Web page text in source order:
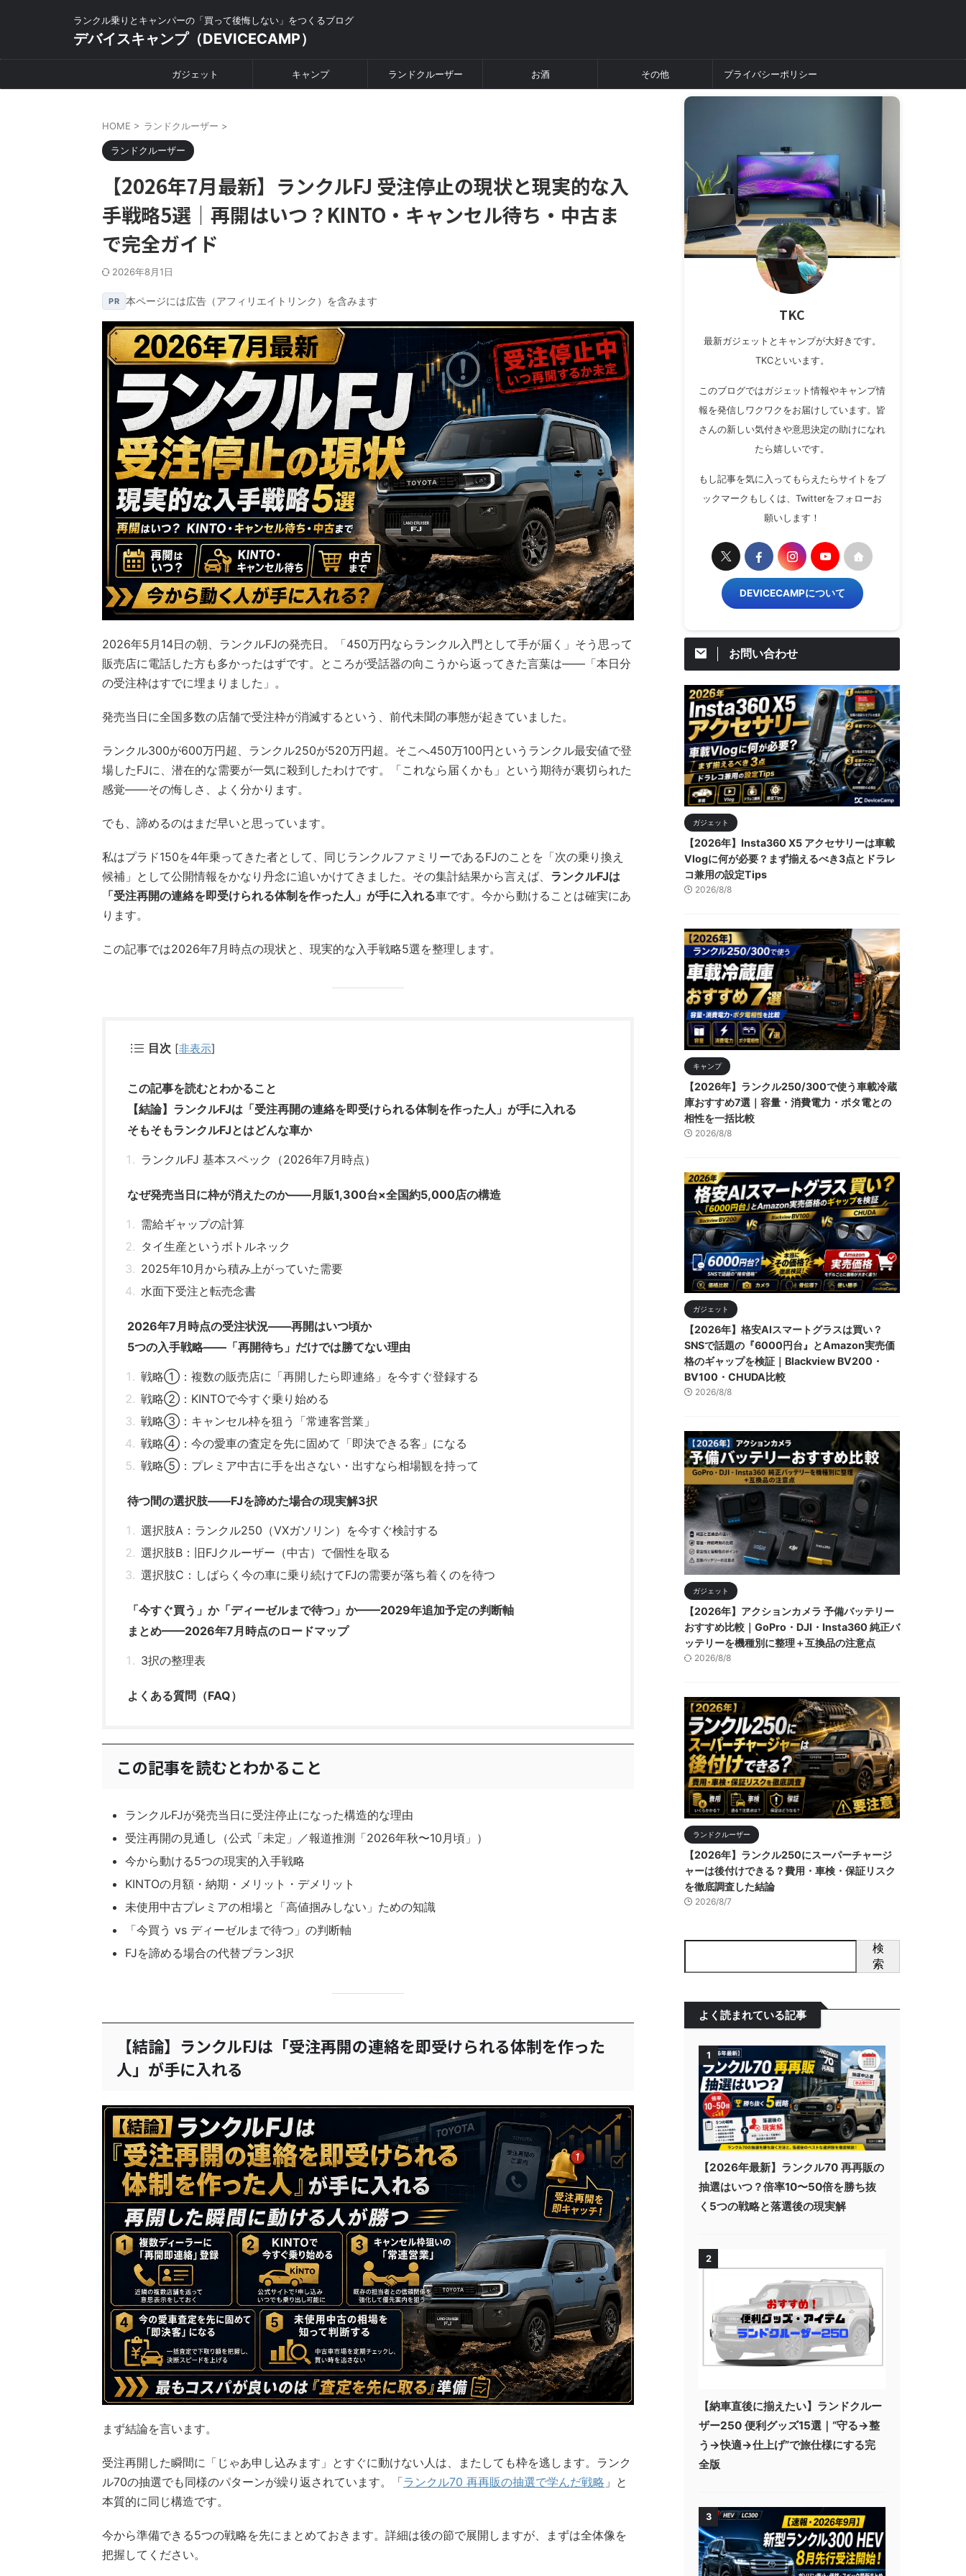
ランクル乗りとキャンパーの「買って後悔しない」をつくるブログ
デバイスキャンプ（DEVICECAMP）
ガジェット キャンプ ランドクルーザー お酒 その他 プライバシーポリシー
HOME > ランドクルーザー >
ランドクルーザー
【2026年7月最新】ランクルFJ 受注停止の現状と現実的な入
手戦略5選｜再開はいつ？KINTO・キャンセル待ち・中古ま
で完全ガイド
2026年8月1日
PR 本ページには広告（アフィリエイトリンク）を含みます
2026年5月14日の朝、ランクルFJの発売日。「450万円ならランクル入門として手が届く」そう思って
販売店に電話した方も多かったはずです。ところが受話器の向こうから返ってきた言葉は——「本日分
の受注枠はすでに埋まりました」。
発売当日に全国多数の店舗で受注枠が消滅するという、前代未聞の事態が起きていました。
ランクル300が600万円超、ランクル250が520万円超。そこへ450万100円というランクル最安値で登
場したFJに、潜在的な需要が一気に殺到したわけです。「これなら届くかも」という期待が裏切られた
感覚——その悔しさ、よく分かります。
でも、諦めるのはまだ早いと思っています。
私はプラド150を4年乗ってきた者として、同じランクルファミリーであるFJのことを「次の乗り換え
候補」として公開情報をかなり丹念に追いかけてきました。その集計結果から言えば、 ランクルFJは
「受注再開の連絡を即受けられる体制を作った人」が手に入れる車です。今から動けることは確実にあ
ります。
この記事では2026年7月時点の現状と、現実的な入手戦略5選を整理します。
目次 [非表示]
この記事を読むとわかること
【結論】ランクルFJは「受注再開の連絡を即受けられる体制を作った人」が手に入れる
そもそもランクルFJとはどんな車か
ランクルFJ 基本スペック（2026年7月時点）
なぜ発売当日に枠が消えたのか——月販1,300台×全国約5,000店の構造
需給ギャップの計算
タイ生産というボトルネック
2025年10月から積み上がっていた需要
水面下受注と転売念書
2026年7月時点の受注状況——再開はいつ頃か
5つの入手戦略——「再開待ち」だけでは勝てない理由
戦略①：複数の販売店に「再開したら即連絡」を今すぐ登録する
戦略②：KINTOで今すぐ乗り始める
戦略③：キャンセル枠を狙う「常連客営業」
戦略④：今の愛車の査定を先に固めて「即決できる客」になる
戦略⑤：プレミア中古に手を出さない・出すなら相場観を持って
待つ間の選択肢——FJを諦めた場合の現実解3択
選択肢A：ランクル250（VXガソリン）を今すぐ検討する
選択肢B：旧FJクルーザー（中古）で個性を取る
選択肢C：しばらく今の車に乗り続けてFJの需要が落ち着くのを待つ
「今すぐ買う」か「ディーゼルまで待つ」か——2029年追加予定の判断軸
まとめ——2026年7月時点のロードマップ
3択の整理表
よくある質問（FAQ）
この記事を読むとわかること
ランクルFJが発売当日に受注停止になった構造的な理由
受注再開の見通し（公式「未定」／報道推測「2026年秋〜10月頃」）
今から動ける5つの現実的入手戦略
KINTOの月額・納期・メリット・デメリット
未使用中古プレミアの相場と「高値掴みしない」ための知識
「今買う vs ディーゼルまで待つ」の判断軸
FJを諦める場合の代替プラン3択
【結論】ランクルFJは「受注再開の連絡を即受けられる体制を作った
人」が手に入れる
まず結論を言います。
受注再開した瞬間に「じゃあ申し込みます」とすぐに動けない人は、またしても枠を逃します。ランク
ル70の抽選でも同様のパターンが繰り返されています。「ランクル70 再再販の抽選で学んだ戦略 」と
本質的に同じ構造です。
今から準備できる5つの戦略を先にまとめておきます。詳細は後の節で展開しますが、まずは全体像を
把握してください。
TKC
最新ガジェットとキャンプが大好きです。
TKCといいます。
このブログではガジェット情報やキャンプ情
報を発信しワクワクをお届けしています。皆
さんの新しい気付きや意思決定の助けになれ
たら嬉しいです。
もし記事を気に入ってもらえたらサイトをブ
ックマークもしくは、Twitterをフォローお
願いします！
DEVICECAMPについて
お問い合わせ
ガジェット
【2026年】Insta360 X5 アクセサリーは車載
Vlogに何が必要？まず揃えるべき3点とドラレ
コ兼用の設定Tips
2026/8/8
キャンプ
【2026年】ランクル250/300で使う車載冷蔵
庫おすすめ7選｜容量・消費電力・ポタ電との
相性を一括比較
2026/8/8
ガジェット
【2026年】格安AIスマートグラスは買い？
SNSで話題の『6000円台』とAmazon実売価
格のギャップを検証｜Blackview BV200・
BV100・CHUDA比較
2026/8/8
ガジェット
【2026年】アクションカメラ 予備バッテリー
おすすめ比較｜GoPro・DJI・Insta360 純正バ
ッテリーを機種別に整理＋互換品の注意点
2026/8/8
ランドクルーザー
【2026年】ランクル250にスーパーチャージ
ャーは後付けできる？費用・車検・保証リスク
を徹底調査した結論
2026/8/7
検
索
よく読まれている記事
1
【2026年最新】ランクル70 再再販の
抽選はいつ？倍率10〜50倍を勝ち抜
く5つの戦略と落選後の現実解
2
【納車直後に揃えたい】ランドクルー
ザー250 便利グッズ15選｜“守る→整
う→快適→仕上げ”で旅仕様にする完
全版
3